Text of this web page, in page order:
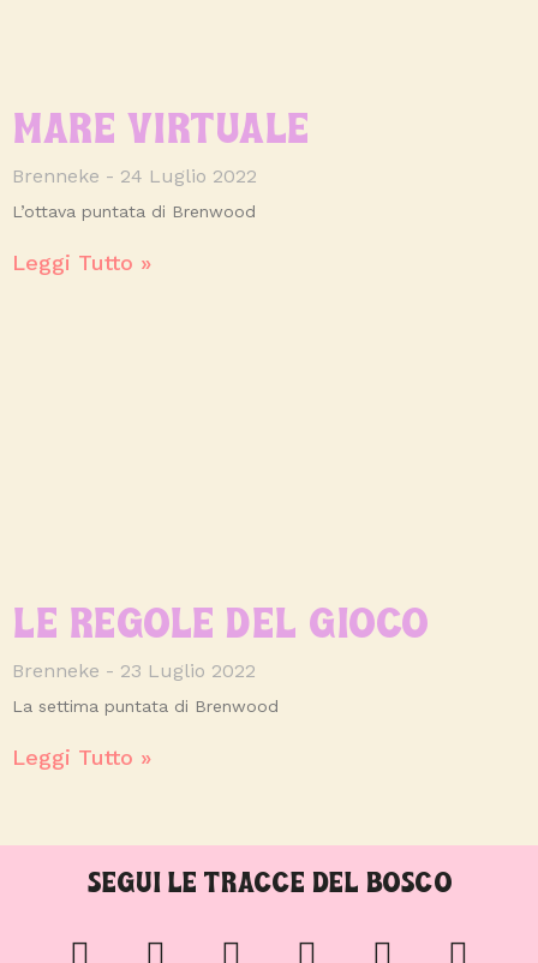
MARE VIRTUALE
Brenneke 24 Luglio 2022
L’ottava puntata di Brenwood
Leggi Tutto »
LE REGOLE DEL GIOCO
Brenneke 23 Luglio 2022
La settima puntata di Brenwood
Leggi Tutto »
SEGUI LE TRACCE DEL BOSCO